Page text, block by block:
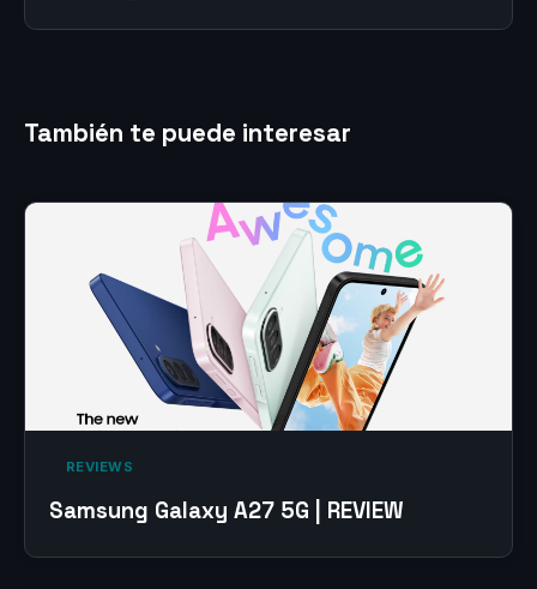
También te puede interesar
‎ REVIEWS‎
Samsung Galaxy A27 5G | REVIEW